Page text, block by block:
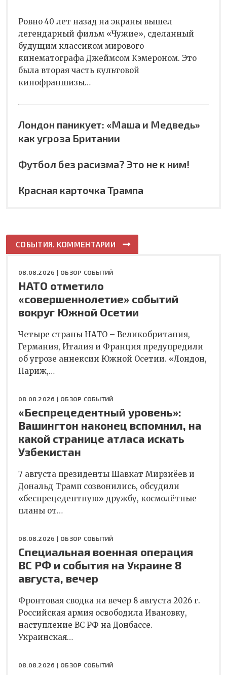
Ровно 40 лет назад на экраны вышел
легендарный фильм «Чужие», сделанный
будущим классиком мирового
кинематографа Джеймсом Кэмероном. Это
была вторая часть культовой
кинофраншизы…
Лондон паникует: «Маша и Медведь»
как угроза Британии
Футбол без расизма? Это не к ним!
Красная карточка Трампа
СОБЫТИЯ. КОММЕНТАРИИ
08.08.2026 | ОБЗОР СОБЫТИЙ
НАТО отметило
«совершеннолетие» событий
вокруг Южной Осетии
Четыре страны НАТО – Великобритания,
Германия, Италия и Франция предупредили
об угрозе аннексии Южной Осетии. «Лондон,
Париж,…
08.08.2026 | ОБЗОР СОБЫТИЙ
«Беспрецедентный уровень»:
Вашингтон наконец вспомнил, на
какой странице атласа искать
Узбекистан
7 августа президенты Шавкат Мирзиёев и
Дональд Трамп созвонились, обсудили
«беспрецедентную» дружбу, космолётные
планы от…
08.08.2026 | ОБЗОР СОБЫТИЙ
Специальная военная операция
ВС РФ и события на Украине 8
августа, вечер
Фронтовая сводка на вечер 8 августа 2026 г.
Российская армия освободила Ивановку,
наступление ВС РФ на Донбассе.
Украинская…
08.08.2026 | ОБЗОР СОБЫТИЙ